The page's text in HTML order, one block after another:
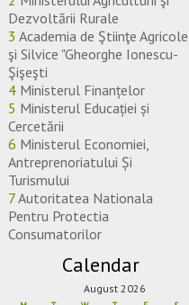
Dezvoltării Rurale
3 Academia de Ştiinţe Agricole
şi Silvice "Gheorghe Ionescu-
Şişeşti
4 Ministerul Finanțelor
5 Ministerul Educației și
Cercetării
6 Ministerul Economiei,
Antreprenoriatului Și
Turismului
7Autoritatea Nationala
Pentru Protectia
Consumatorilor
Calendar
August 2026